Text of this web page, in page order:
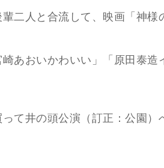
二人と合流して、映画「神様
あおいかわいい」「原田泰造
て井の頭公演（訂正：公園）